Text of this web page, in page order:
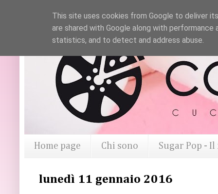
Home page Chi sono Sugar Pop -
lunedì 11 gennaio 2016
This site uses cookies from Google to deliver
are shared with Google along with
statistics, and to detect and address abuse.